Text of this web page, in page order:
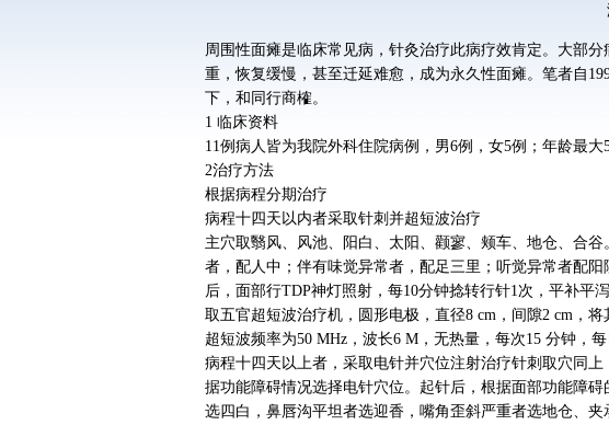
周围性面瘫是临床常见病，针灸治疗此病疗效肯定。大部
重，恢复缓慢，甚至迁延难愈，成为永久性面瘫。笔者自
下，和同行商榷。
1 临床资料
11例病人皆为我院外科住院病例，男6例，女5例；年龄最
2治疗方法
根据病程分期治疗
病程十四天以内者采取针刺并超短波治疗
主穴取翳风、风池、阳白、太阳、颧寥、颊车、地仓、合
者，配人中；伴有味觉异常者，配足三里；听觉异常者配
后，面部行TDP神灯照射，每10分钟捻转行针1次，平补平
取五官超短波治疗机，圆形电极，直径8 cm，间隙2 cm，
超短波频率为50 MHz，波长6 M，无热量，每次15 分钟，
病程十四天以上者，采取电针并穴位注射治疗针刺取穴同
据功能障碍情况选择电针穴位。起针后，根据面部功能障
选四白，鼻唇沟平坦者选迎香，嘴角歪斜严重者选地仓、